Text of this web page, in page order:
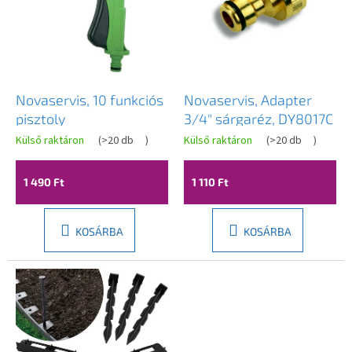
Novaservis, 10 funkciós
pisztoly
Külső raktáron (>20 db )
1 490 Ft
KOSÁRBA
Novaservis, Adapter
3/4" sárgaréz, DY8017C
Külső raktáron (>20 db )
1 110 Ft
KOSÁRBA